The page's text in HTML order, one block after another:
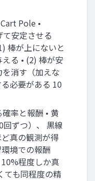
Pole •
安定させる
棒が上にないと
る • (2) 棒が安
消す（加えな
必要がある 10
率と報酬 • 黄
ずつ）、 黒線
真の観測が得
境での報酬
10%程度しか真
ても同程度の精